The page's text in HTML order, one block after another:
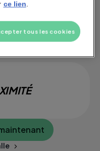
ce lien.
tous les cookies